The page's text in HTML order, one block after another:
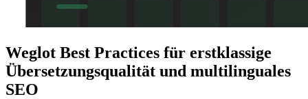
Weglot Best Practices für erstklassige
Übersetzungsqualität und multilinguales
SEO